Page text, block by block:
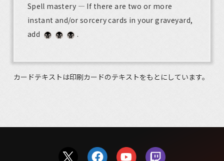
Spell mastery — If there are two or more
instant and/or sorcery cards in your graveyard,
add
.
カードテキストは印刷カードのテキストをもとにしています。